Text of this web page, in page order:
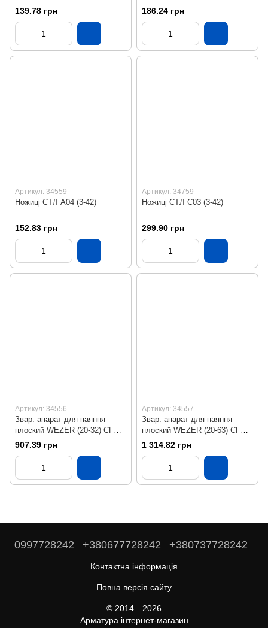
139.78 грн 186.24 грн
Артикул: 34559
Ножиці СТЛ А04 (3-42)
152.83 грн
Артикул: 34759
Ножиці СТЛ С03 (3-42)
299.90 грн
Артикул: 34556
Звар. апарат для паяння
плоский WEZER (20-32) CF
32-5 800 Вт
907.39 грн
Артикул: 34557
Звар. апарат для паяння
плоский WEZER (20-63) CF
63-1 800вт
1 314.82 грн
0997728242 +380677728242 +380737728242
Контактна інформація
Повна версія сайту
© 2014—2026
Арматура інтернет-магазин